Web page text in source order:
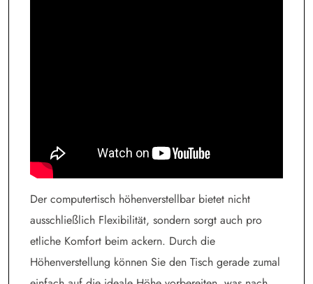
Der computertisch höhenverstellbar bietet nicht
ausschließlich Flexibilität, sondern sorgt auch pro
etliche Komfort beim ackern. Durch die
Höhenverstellung können Sie den Tisch gerade zumal